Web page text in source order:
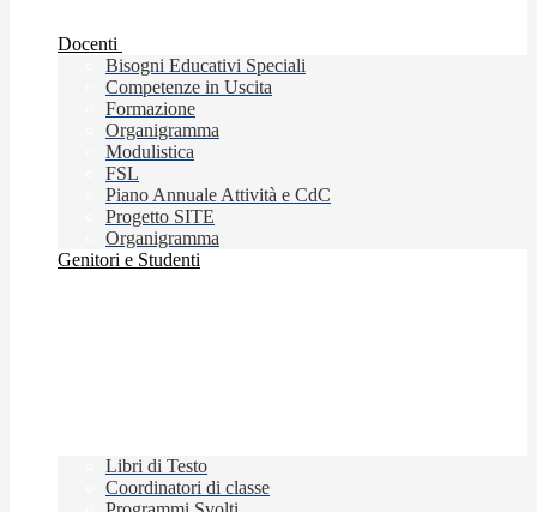
Docenti
Bisogni Educativi Speciali
Competenze in Uscita
Formazione
Organigramma
Modulistica
FSL
Piano Annuale Attività e CdC
Progetto SITE
Organigramma
Genitori e Studenti
Libri di Testo
Coordinatori di classe